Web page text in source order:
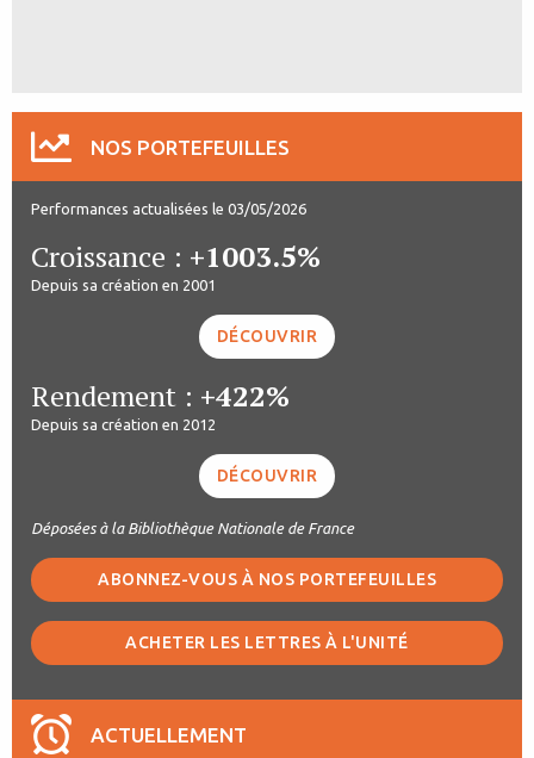
NOS PORTEFEUILLES
Performances actualisées le 03/05/2026
Croissance : +1003.5%
Depuis sa création en 2001
DÉCOUVRIR
Rendement : +422%
Depuis sa création en 2012
DÉCOUVRIR
Déposées à la Bibliothèque Nationale de France
ABONNEZ-VOUS À NOS PORTEFEUILLES
ACHETER LES LETTRES À L'UNITÉ
ACTUELLEMENT